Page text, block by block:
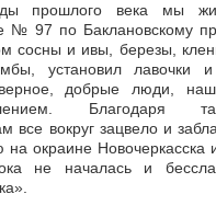
прошлого века мы
№ 97 по Баклановскому
сосны и ивы, березы,
установил лавочки
добрые люди,
Благодаря
все вокруг зацвело и
на окраине Новочеркасска
не началась и